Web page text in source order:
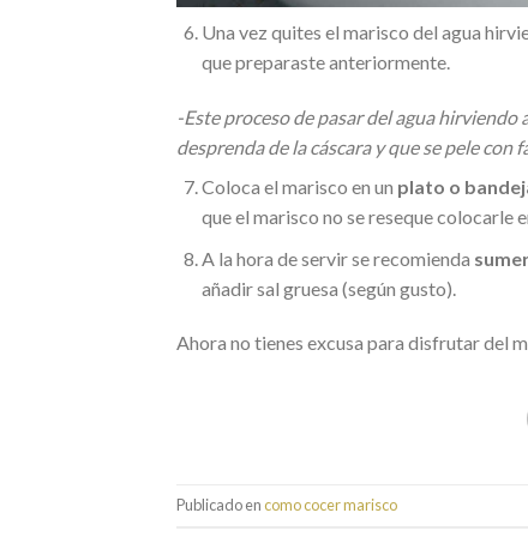
Una vez quites el marisco del agua
que preparaste anteriormente.
-Este proceso de pasar del agua hirviendo
desprenda de la cáscara y que se pele con
Coloca el marisco en un plato o
que el marisco no se reseque colocarle
A la hora de servir se recomienda
añadir sal gruesa (según gusto).
Ahora no tienes excusa para disfrutar del
Publicado encomo cocer marisco